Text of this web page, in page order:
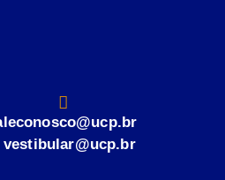
vestibular@ucp.br